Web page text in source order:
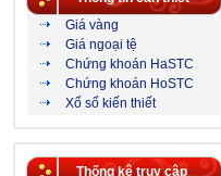
Giá vàng
Giá ngoại tệ
Chứng khoán HaSTC
Chứng khoán HoSTC
Xổ số kiến thiết
Thống kê truy cập